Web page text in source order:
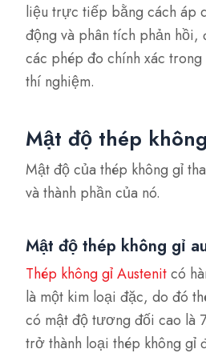
liệu trực tiếp bằng cách áp
động và phân tích phản
các phép đo chính xác
thí nghiệm.
Mật độ thép
Mật độ của thép không gỉ
và thành phần của nó.
Mật độ thép không gỉ
Thép không gỉ Austenitcó
là một kim loại đặc, do đó
có mật độ tương đối cao là
trở thành loại thép không gỉ